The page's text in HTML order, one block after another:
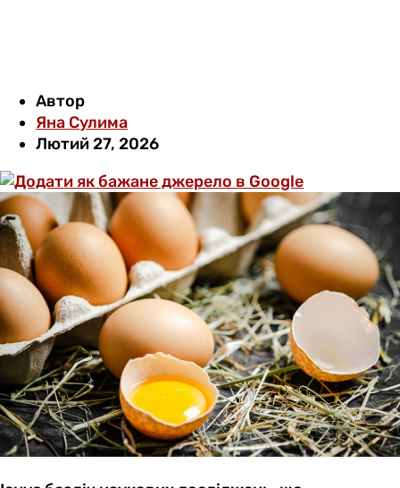
Автор
Яна Сулима
Лютий 27, 2026